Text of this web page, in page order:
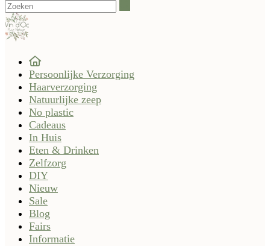
Persoonlijke Verzorging
Haarverzorging
Natuurlijke zeep
No plastic
Cadeaus
In Huis
Eten & Drinken
Zelfzorg
DIY
Nieuw
Sale
Blog
Fairs
Informatie